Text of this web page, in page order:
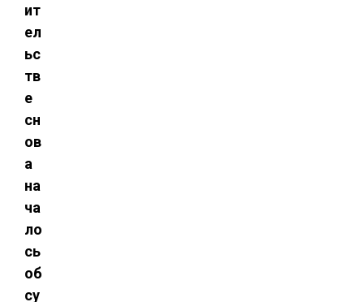
ит
ел
ьс
тв
е
сн
ов
а
на
ча
ло
сь
об
су